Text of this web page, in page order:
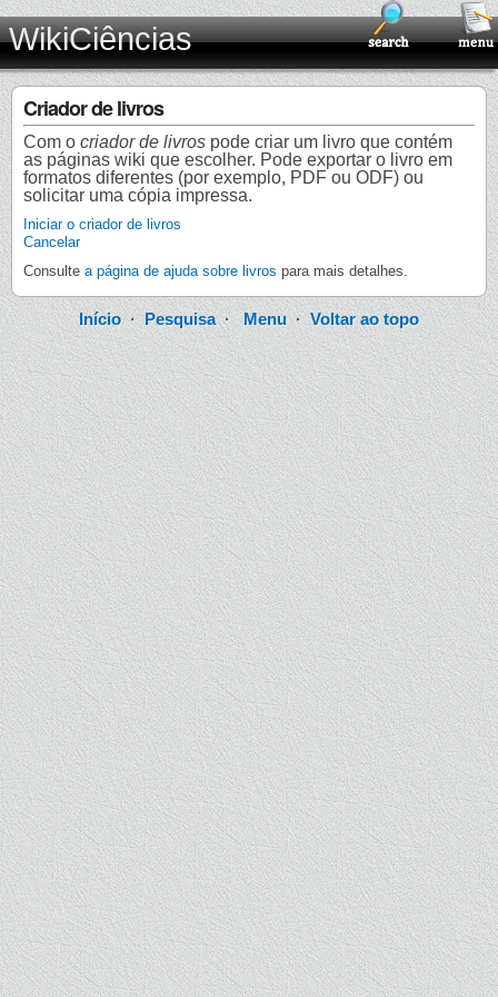
WikiCiências
Criador de livros
Com o criador de livros pode criar um livro que contém
as páginas wiki que escolher. Pode exportar o livro em
formatos diferentes (por exemplo, PDF ou ODF) ou
solicitar uma cópia impressa.
Iniciar o criador de livros
Cancelar
Consulte a página de ajuda sobre livros para mais detalhes.
Início· Pesquisa·Menu · Voltar ao topo